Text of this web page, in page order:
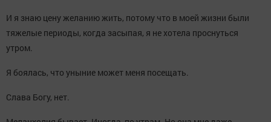
И я знаю цену желанию жить, потому что в моей жизни были
тяжелые периоды, когда засыпая, я не хотела проснуться
утром.
Я боялась, что уныние может меня посещать.
Слава Богу, нет.